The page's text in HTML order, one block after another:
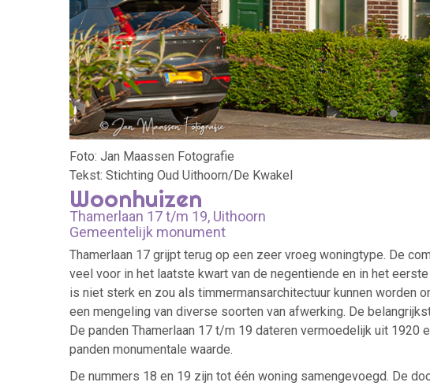
Foto: Jan Maassen Fotografie
Tekst: Stichting Oud Uithoorn/De Kwakel
Woonhuizen
Thamerlaan 17 t/m 19, Uithoorn
Gemeentelijk monument
Thamerlaan 17 grijpt terug op een zeer vroeg woningtype. De
veel voor in het laatste kwart van de negentiende en in het
is niet sterk en zou als timmermansarchitectuur kunnen worden
een mengeling van diverse soorten van afwerking. De
De panden Thamerlaan 17 t/m 19 dateren vermoedelijk uit 1920
panden monumentale waarde.
De nummers 18 en 19 zijn tot één woning samengevoegd. De